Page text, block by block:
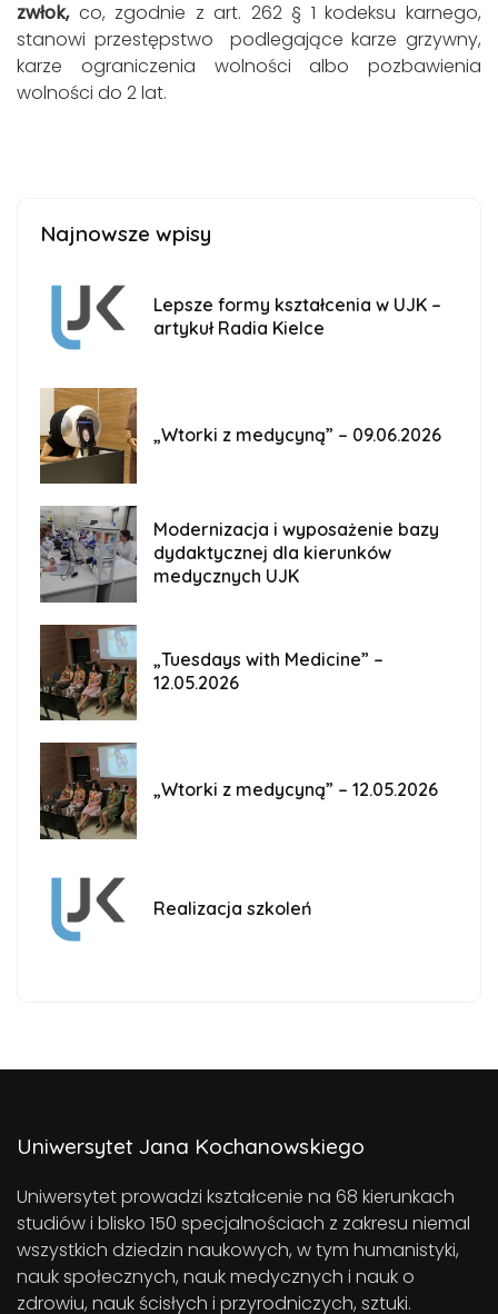
zwłok, co, zgodnie z art. 262 § 1 kodeksu karnego,
stanowi przestępstwo podlegające karze grzywny,
karze ograniczenia wolności albo pozbawienia
wolności do 2 lat.
Najnowsze wpisy
Lepsze formy kształcenia w UJK –
artykuł Radia Kielce
„Wtorki z medycyną” – 09.06.2026
Modernizacja i wyposażenie bazy
dydaktycznej dla kierunków
medycznych UJK
„Tuesdays with Medicine” –
12.05.2026
„Wtorki z medycyną” – 12.05.2026
Realizacja szkoleń
Uniwersytet Jana Kochanowskiego
Uniwersytet prowadzi kształcenie na 68 kierunkach
studiów i blisko 150 specjalnościach z zakresu niemal
wszystkich dziedzin naukowych, w tym humanistyki,
nauk społecznych, nauk medycznych i nauk o
zdrowiu, nauk ścisłych i przyrodniczych, sztuki.